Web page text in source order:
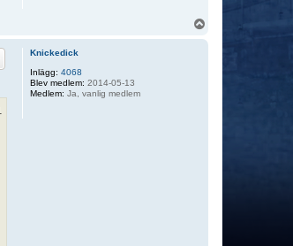
Knickedick
Inlägg: 4068
Blev medlem: 2014-05-13
Medlem: Ja, vanlig medlem